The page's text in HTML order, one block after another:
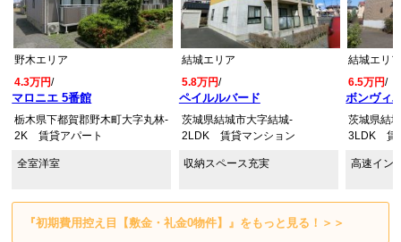
マロニエ 5番館
野木エリア
4.3万円/
栃木県下都賀郡野木町大字丸林-
2K 賃貸アパート
全室洋室
ペイルルバード
結城エリア
5.8万円/
茨城県結城市大字結城-
2LDK 賃貸マンション
収納スペース充実
ボンヴィ
結城エリ
6.5万円/
茨城県結
3LDK 賃
高速イン
『初期費用控え目【敷金・礼金0物件】』をもっと見る！＞＞